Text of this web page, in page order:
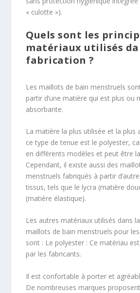
« culotte »).
Quels sont les
matériaux utilisés
fabrication ?
Les maillots de bain menstruels
partir d’une matière qui est plus ou
absorbante.
La matière la plus utilisée et la plus
ce type de tenue est le polyester,
en différents modèles et peut être
Cependant, il existe aussi des
menstruels fabriqués à partir
tissus, tels que le lycra (matière
(matière élastique).
Les autres matériaux utilisés dans
maillots de bain menstruels pour
sont : Le polyester : Ce matériau
par les fabricants.
Il est confortable à porter et
De nombreuses marques